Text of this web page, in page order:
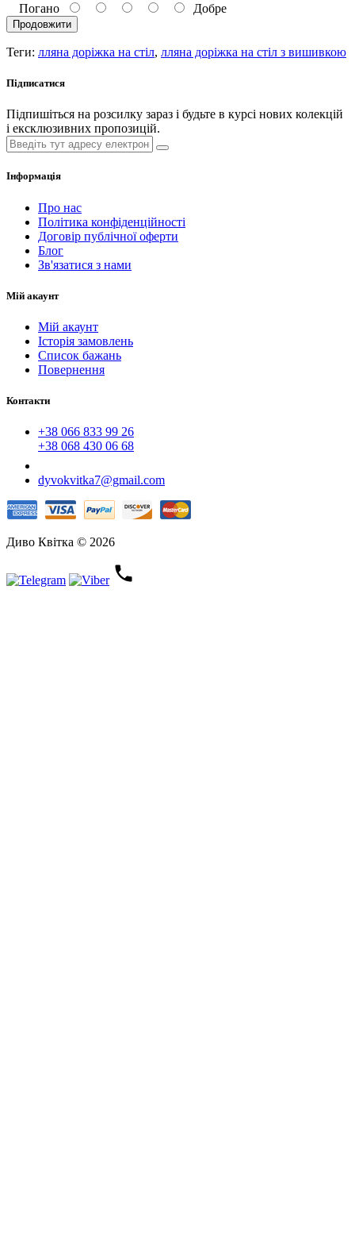
Погано
Добре
Продовжити
Теги: лляна доріжка на стіл, лляна доріжка на стіл з вишивкою
Підписатися
Підпишіться на розсилку зараз і будьте в курсі нових колекцій
і ексклюзивних пропозицій.
Інформація
Про нас
Політика конфіденційності
Договір публічної оферти
Блог
Зв'язатися з нами
Мій акаунт
Мій акаунт
Історія замовлень
Список бажань
Повернення
Контакти
+38 066 833 99 26
+38 068 430 06 68
dyvokvitka7@gmail.com
Диво Квітка © 2026